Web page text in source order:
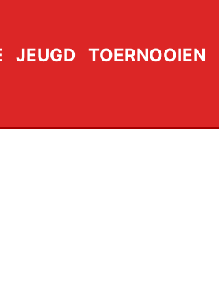
JEUGD TOERNOOIEN